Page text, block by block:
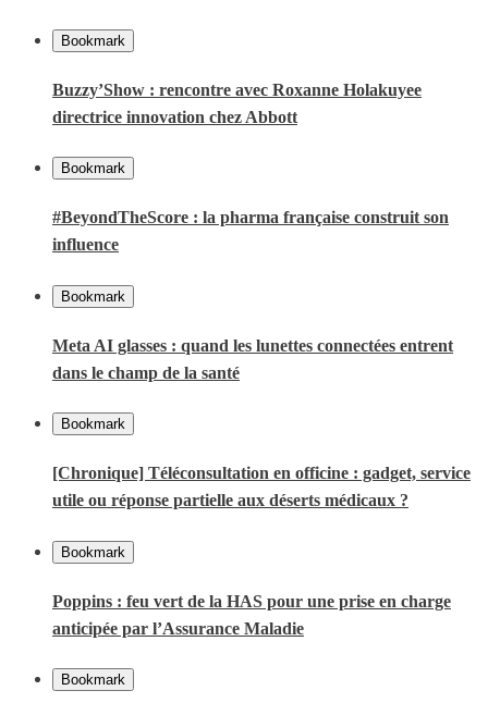
Bookmark
Buzzy’Show : rencontre avec Roxanne Holakuyee
directrice innovation chez Abbott
Bookmark
#BeyondTheScore : la pharma française construit son
influence
Bookmark
Meta AI glasses : quand les lunettes connectées entrent
dans le champ de la santé
Bookmark
[Chronique] Téléconsultation en officine : gadget, service
utile ou réponse partielle aux déserts médicaux ?
Bookmark
Poppins : feu vert de la HAS pour une prise en charge
anticipée par l’Assurance Maladie
Bookmark